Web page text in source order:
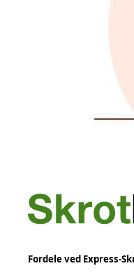
Fordele ved Express-